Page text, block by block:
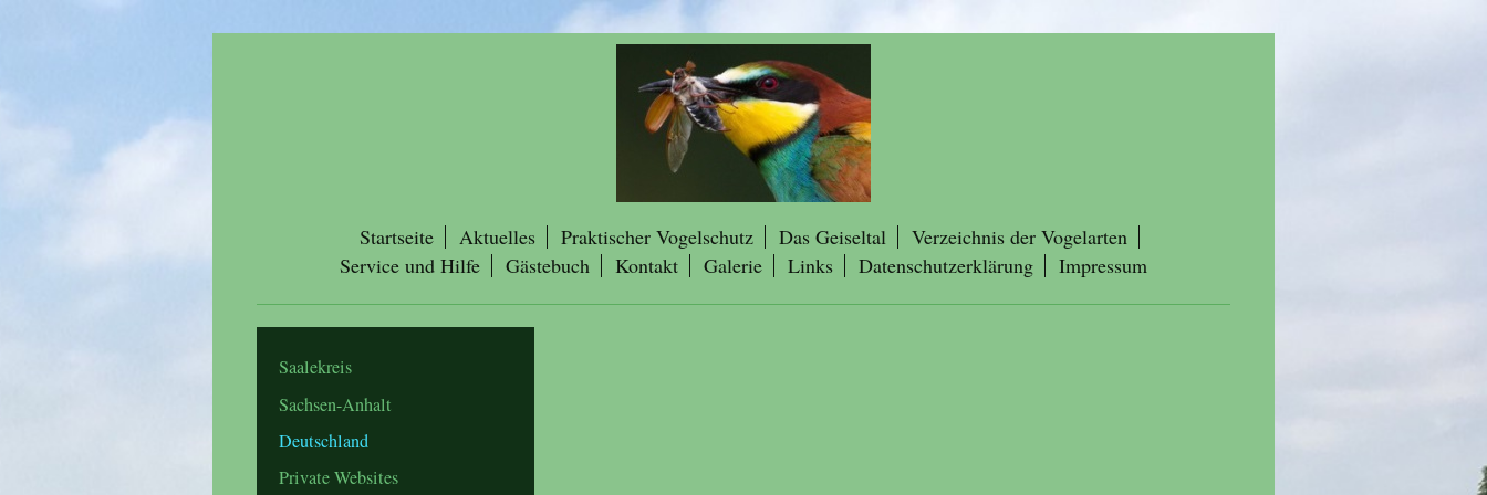
Startseite Aktuelles Praktischer Vogelschutz Das Geiseltal
Verzeichnis der Vogelarten
Service und Hilfe
Gästebuch Kontakt Galerie Links Datenschutzerklärung Impressum
Saalekreis
Sachsen-Anhalt
Deutschland
Private Websites